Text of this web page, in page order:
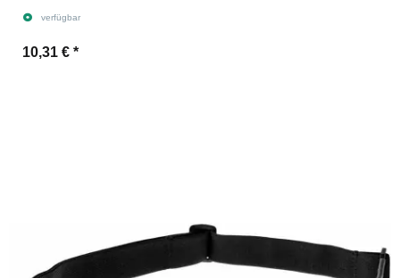
verfügbar
10,31 € *